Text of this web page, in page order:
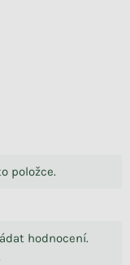
položce.
hodnocení.